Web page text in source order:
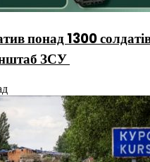
понад 1300
ЗСУ